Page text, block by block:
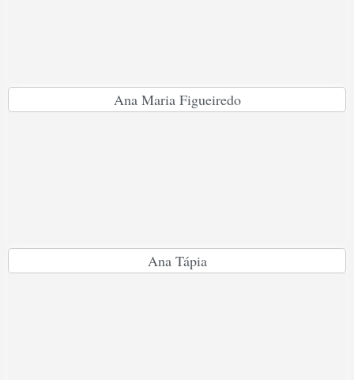
Ana Maria Figueiredo
Ana Tápia